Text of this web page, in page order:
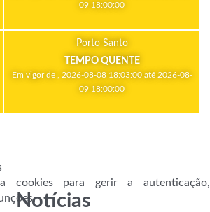
09 18:00:00
Porto Santo
TEMPO QUENTE
Em vigor de , 2026-08-08 18:03:00 até 2026-08-
09 18:00:00
Notícias
cookies para gerir a autenticação,